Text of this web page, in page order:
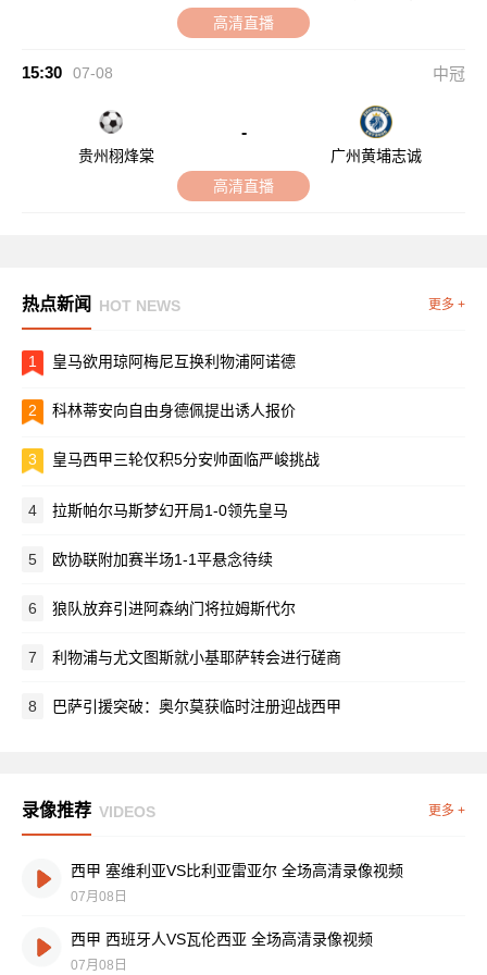
高清直播
15:30 07-08 中冠
贵州栩烽棠
-
广州黄埔志诚
高清直播
热点新闻 HOT NEWS 更多 +
1 皇马欲用琼阿梅尼互换利物浦阿诺德
2 科林蒂安向自由身德佩提出诱人报价
3 皇马西甲三轮仅积5分安帅面临严峻挑战
4 拉斯帕尔马斯梦幻开局1-0领先皇马
5 欧协联附加赛半场1-1平悬念待续
6 狼队放弃引进阿森纳门将拉姆斯代尔
7 利物浦与尤文图斯就小基耶萨转会进行磋商
8 巴萨引援突破：奥尔莫获临时注册迎战西甲
录像推荐 VIDEOS 更多 +
西甲 塞维利亚VS比利亚雷亚尔 全场高清录像视频
07月08日
西甲 西班牙人VS瓦伦西亚 全场高清录像视频
07月08日